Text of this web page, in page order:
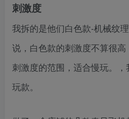
刺激度
我拆的是他们白色款-机械纹
说，白色款的刺激度不算很
刺激度的范围，适合慢玩。
玩款。